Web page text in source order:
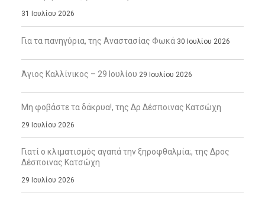
31 Ιουλίου 2026
Για τα πανηγύρια, της Αναστασίας Φωκά 30 Ιουλίου 2026
Άγιος Καλλίνικος – 29 Ιουλίου 29 Ιουλίου 2026
Μη φοβάστε τα δάκρυα!, της Δρ Δέσποινας Κατσώχη
29 Ιουλίου 2026
Γιατί ο κλιματισμός αγαπά την ξηροφθαλμία;, της Δρος
Δέσποινας Κατσώχη
29 Ιουλίου 2026